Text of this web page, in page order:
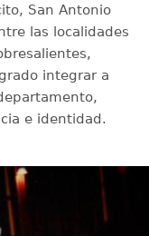
San Antonio
las localidades
integrar a
e identidad.